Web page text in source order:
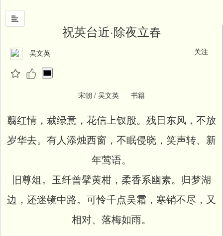
首
文
墨
堂
新
闻
祝英台近·除夜立春
关注
吴文英
宋朝 / 吴文英 书籍
翦红情，裁绿意，花信上钗股。残日东风，不放
岁华去。有人添烛西窗，不眠侵晓，笑声转、新
年莺语。
旧尊俎。玉纤曾擘黄柑，柔香系幽素。归梦湖
边，还迷镜中路。可怜千点吴霜，寒销不尽，又
相对、落梅如雨。